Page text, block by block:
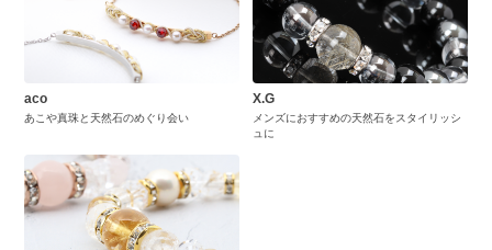
aco
あこや真珠と天然石のめぐり会い
X.G
メンズにおすすめの天然石をスタイリッシ
ュに